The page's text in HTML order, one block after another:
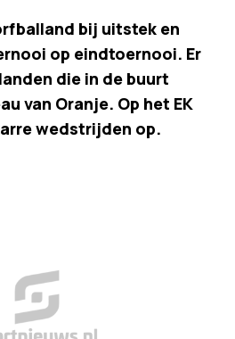
bij uitstek en
op eindtoernooi. Er
die in de buurt
van Oranje. Op het EK
wedstrijden op.